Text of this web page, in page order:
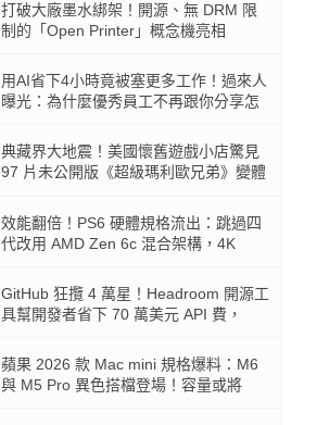
打破大廠墨水綁架！開源、無 DRM 限
制的「Open Printer」概念機亮相
用AI省下4小時竟被塞更多工作！過來人
曝光：為什麼優秀員工不再跟你分享怎
典藏界大地震！美國懷舊遊戲小店驚見
97 片未公開版《超級瑪利歐兄弟》變體
效能翻倍！PS6 硬體規格流出：跳過四
代改用 AMD Zen 6c 混合架構，4K
GitHub 狂攬 4 萬星！Headroom 開源工
具幫開發者省下 70 萬美元 API 費，
蘋果 2026 款 Mac mini 規格爆料：M6
與 M5 Pro 異色搭檔登場！容量或將